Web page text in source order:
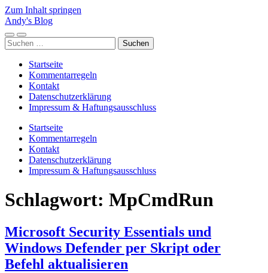
Zum Inhalt springen
Andy's Blog
Mobile-
Menü
Suchfeld
ein-/ausblenden
Suchen
nach:
Startseite
Kommentarregeln
Kontakt
Datenschutzerklärung
Impressum & Haftungsausschluss
Startseite
Kommentarregeln
Kontakt
Datenschutzerklärung
Impressum & Haftungsausschluss
Schlagwort: MpCmdRun
Microsoft Security Essentials und
Windows Defender per Skript oder
Befehl aktualisieren